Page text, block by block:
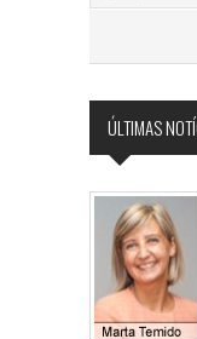
ÚLTIMAS